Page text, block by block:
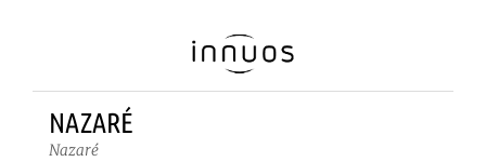
NAZARÉ
Nazaré